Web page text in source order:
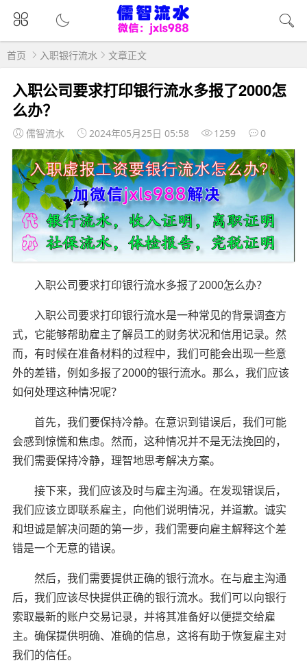
首页 入职银行流水 文章正文
入职公司要求打印银行流水多报了2000怎
么办？
儒智流水 2024年05月25日 05:58 1259 0
入职公司要求打印银行流水多报了2000怎么办？
入职公司要求打印银行流水是一种常见的背景调查方
式，它能够帮助雇主了解员工的财务状况和信用记录。然
而，有时候在准备材料的过程中，我们可能会出现一些意
外的差错，例如多报了2000的银行流水。那么，我们应该
如何处理这种情况呢？
首先，我们要保持冷静。在意识到错误后，我们可能
会感到惊慌和焦虑。然而，这种情况并不是无法挽回的，
我们需要保持冷静，理智地思考解决方案。
接下来，我们应该及时与雇主沟通。在发现错误后，
我们应该立即联系雇主，向他们说明情况，并道歉。诚实
和坦诚是解决问题的第一步，我们需要向雇主解释这个差
错是一个无意的错误。
然后，我们需要提供正确的银行流水。在与雇主沟通
后，我们应该尽快提供正确的银行流水。我们可以向银行
索取最新的账户交易记录，并将其准备好以便提交给雇
主。确保提供明确、准确的信息，这将有助于恢复雇主对
我们的信任。